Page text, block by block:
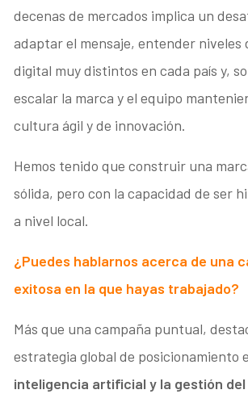
decenas de mercados implica un
adaptar el mensaje, entender niveles
digital muy distintos en cada país y,
escalar la marca y el equipo
cultura ágil y de innovación.
Hemos tenido que construir una
sólida, pero con la capacidad de ser
a nivel local.
¿Puedes hablarnos acerca de una
exitosa en la que hayas trabajado?
Más que una campaña puntual,
estrategia global de posicionamiento
inteligencia artificial y la gestión